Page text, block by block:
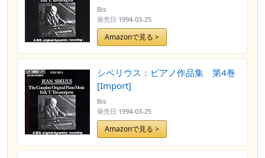
Bis
発売日 1994-03-25
Amazonで見る >
シベリウス：ピアノ作品集 第4巻
[Import]
Bis
発売日 1994-03-25
Amazonで見る >